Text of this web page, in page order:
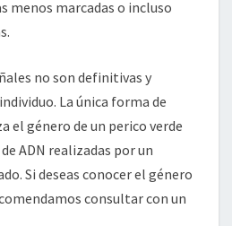
menos marcadas o incluso
no son definitivas y
La única forma de
el género de un perico verde
ADN realizadas por un
Si deseas conocer el género
consultar con un